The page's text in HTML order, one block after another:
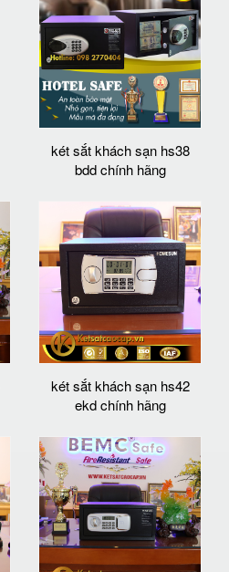
két sắt khách sạn hs38
bdd chính hãng
két sắt khách sạn hs42
ekd chính hãng